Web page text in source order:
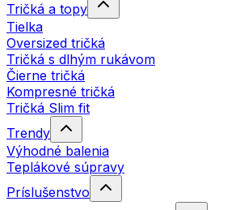
Tričká a topy
Tielka
Oversized tričká
Tričká s dlhým rukávom
Čierne tričká
Kompresné tričká
Tričká Slim fit
Trendy
Výhodné balenia
Teplákové súpravy
Príslušenstvo